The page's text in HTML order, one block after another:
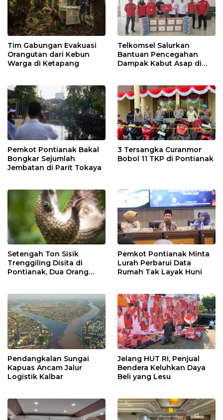
Tim Gabungan Evakuasi
Orangutan dari Kebun
Warga di Ketapang
Telkomsel Salurkan
Bantuan Pencegahan
Dampak Kabut Asap di
Pemkot Pontianak Bakal
Bongkar Sejumlah
Jembatan di Parit Tokaya
3 Tersangka Curanmor
Bobol 11 TKP di Pontianak
Setengah Ton Sisik
Trenggiling Disita di
Pontianak, Dua Orang
Pemkot Pontianak Minta
Lurah Perbarui Data
Rumah Tak Layak Huni
Pendangkalan Sungai
Kapuas Ancam Jalur
Logistik Kalbar
Jelang HUT RI, Penjual
Bendera Keluhkan Daya
Beli yang Lesu